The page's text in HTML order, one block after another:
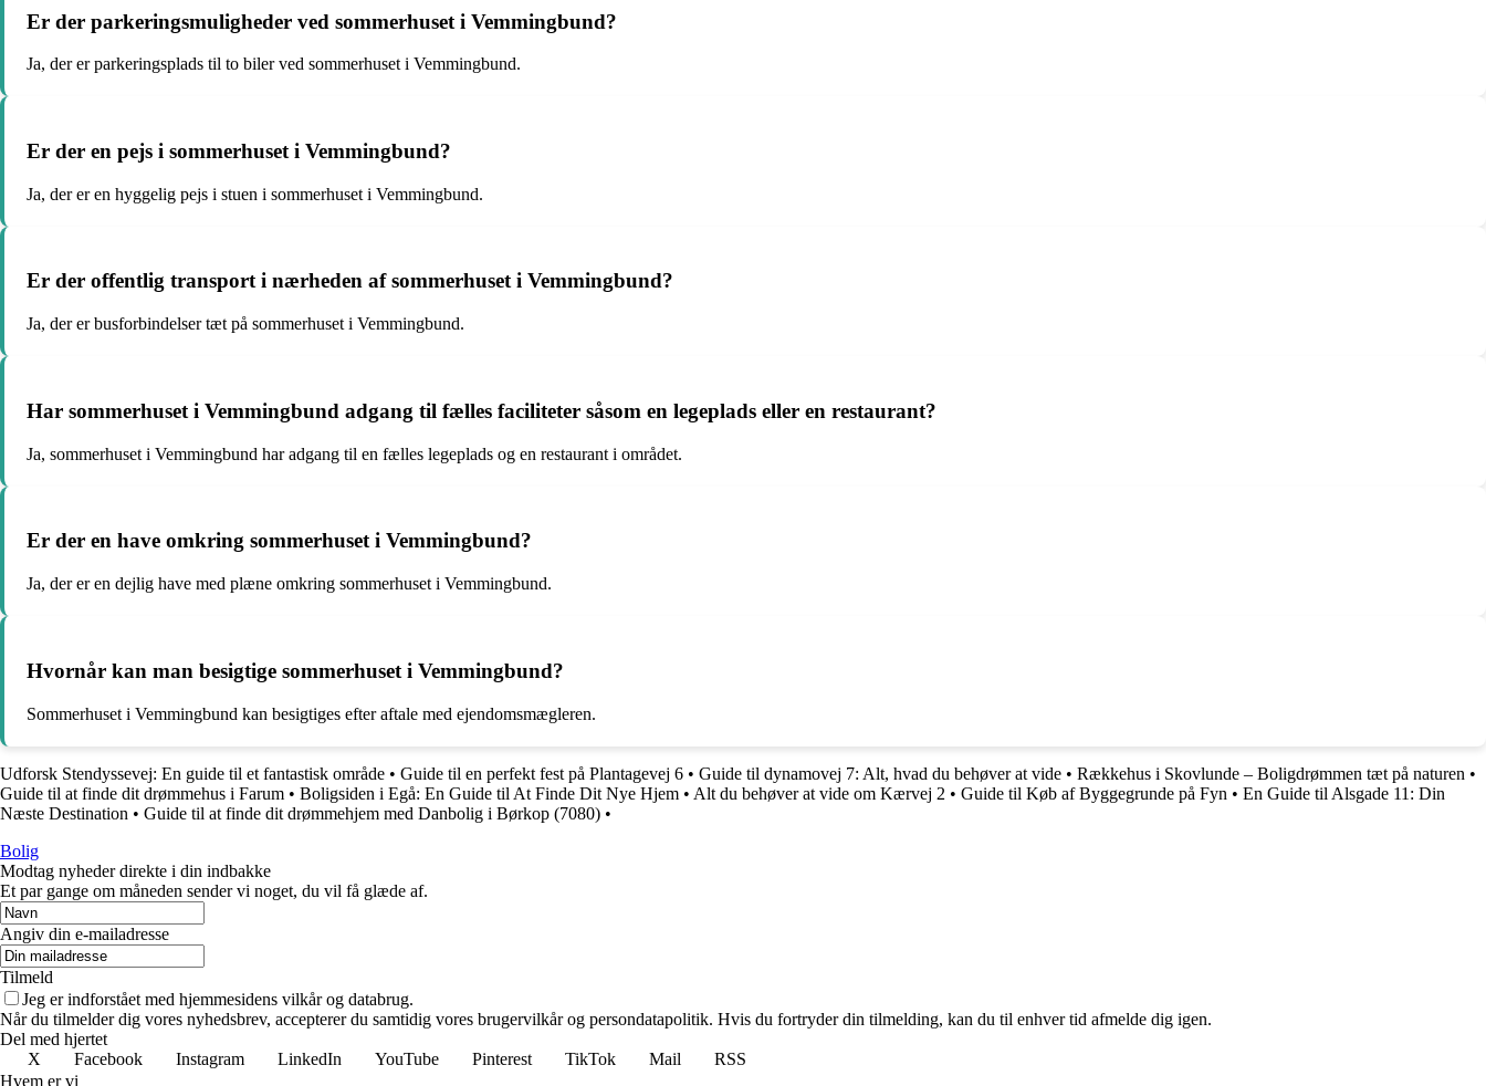
Er der parkeringsmuligheder ved sommerhuset i Vemmingbund?
Ja, der er parkeringsplads til to biler ved sommerhuset i Vemmingbund.
Er der en pejs i sommerhuset i Vemmingbund?
Ja, der er en hyggelig pejs i stuen i sommerhuset i Vemmingbund.
Er der offentlig transport i nærheden af sommerhuset i Vemmingbund?
Ja, der er busforbindelser tæt på sommerhuset i Vemmingbund.
Har sommerhuset i Vemmingbund adgang til fælles faciliteter såsom en legeplads eller en restaurant?
Ja, sommerhuset i Vemmingbund har adgang til en fælles legeplads og en restaurant i området.
Er der en have omkring sommerhuset i Vemmingbund?
Ja, der er en dejlig have med plæne omkring sommerhuset i Vemmingbund.
Hvornår kan man besigtige sommerhuset i Vemmingbund?
Sommerhuset i Vemmingbund kan besigtiges efter aftale med ejendomsmægleren.
Udforsk Stendyssevej: En guide til et fantastisk område • Guide til en perfekt fest på Plantagevej 6 • Guide til dynamovej 7: Alt, hvad du behøver at vide • Rækkehus i Skovlunde – Boligdrømmen tæt på naturen •
Guide til at finde dit drømmehus i Farum • Boligsiden i Egå: En Guide til At Finde Dit Nye Hjem • Alt du behøver at vide om Kærvej 2 • Guide til Køb af Byggegrunde på Fyn • En Guide til Alsgade 11: Din
Næste Destination • Guide til at finde dit drømmehjem med Danbolig i Børkop (7080) •
Bolig
Modtag nyheder direkte i din indbakke
Et par gange om måneden sender vi noget, du vil få glæde af.
Angiv din e-mailadresse
Tilmeld
Jeg er indforstået med hjemmesidens vilkår og databrug.
Når du tilmelder dig vores nyhedsbrev, accepterer du samtidig vores brugervilkår og persondatapolitik. Hvis du fortryder din tilmelding, kan du til enhver tid afmelde dig igen.
Del med hjertet
X
Facebook Instagram LinkedIn YouTube Pinterest TikTok Mail
RSS
Hvem er vi